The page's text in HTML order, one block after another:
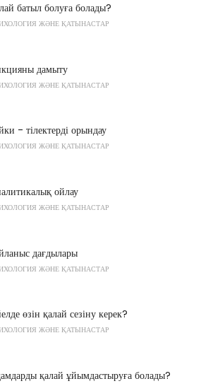
батыл болуға болады?
ЖӘНЕ ҚАТЫНАСТАР
дамыту
ЖӘНЕ ҚАТЫНАСТАР
- тілектерді орындау
ЖӘНЕ ҚАТЫНАСТАР
ойлау
ЖӘНЕ ҚАТЫНАСТАР
дағдылары
ЖӘНЕ ҚАТЫНАСТАР
өзін қалай сезіну керек?
ЖӘНЕ ҚАТЫНАСТАР
қалай ұйымдастыруға болады?